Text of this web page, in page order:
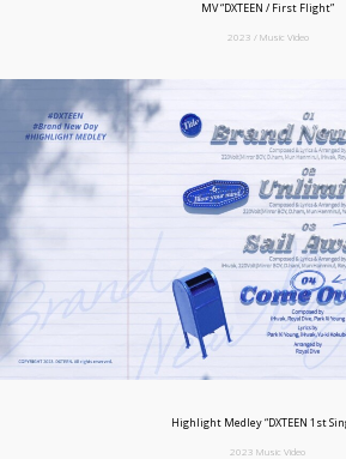
MV “DXTEEN / First Flight”
2023 / Music Video
Highlight Medley “DXTEEN 1st
2023 Music Video